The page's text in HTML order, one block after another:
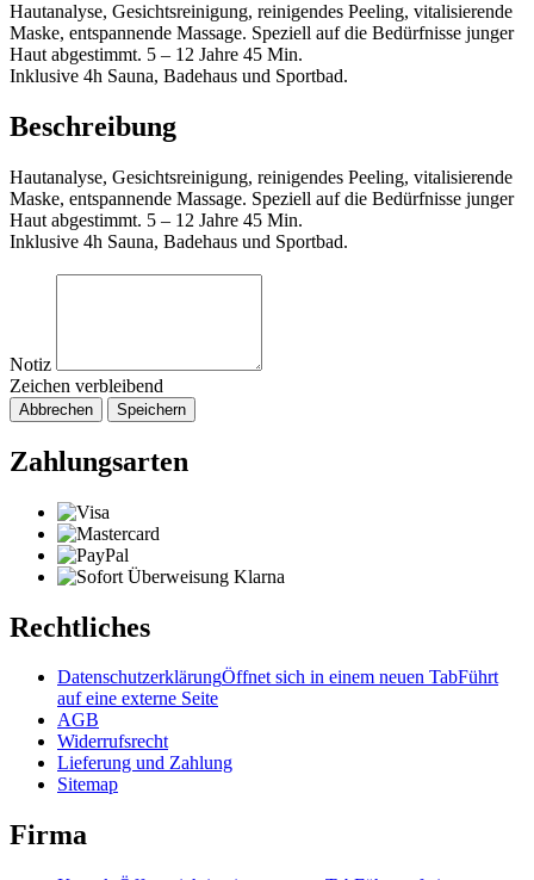
Hautanalyse, Gesichtsreinigung, reinigendes Peeling, vitalisierende
Maske, entspannende Massage. Speziell auf die Bedürfnisse junger
Haut abgestimmt. 5 – 12 Jahre 45 Min.
Inklusive 4h Sauna, Badehaus und Sportbad.
Beschreibung
Hautanalyse, Gesichtsreinigung, reinigendes Peeling, vitalisierende
Maske, entspannende Massage. Speziell auf die Bedürfnisse junger
Haut abgestimmt. 5 – 12 Jahre 45 Min.
Inklusive 4h Sauna, Badehaus und Sportbad.
Notiz
Zeichen verbleibend
Abbrechen Speichern
Zahlungsarten
Rechtliches
DatenschutzerklärungÖffnet sich in einem neuen TabFührt
auf eine externe Seite
AGB
Widerrufsrecht
Lieferung und Zahlung
Sitemap
Firma